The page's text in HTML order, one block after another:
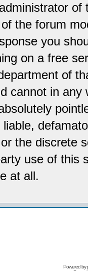
the forum
you
on a free
of
cannot in
the discrete
use of this
at all.
Powered by